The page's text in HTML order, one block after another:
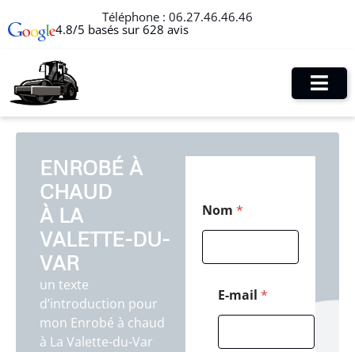
Téléphone : 06.27.46.46.46
4.8/5 basés sur 628 avis
ENROBÉ À
CHAUD
À LA
VALETTE-DU-
VAR
un texte
d’introduction pour
mon Enrobé à chaud
à La Valette-du-Var
Nom *
E-mail *
p